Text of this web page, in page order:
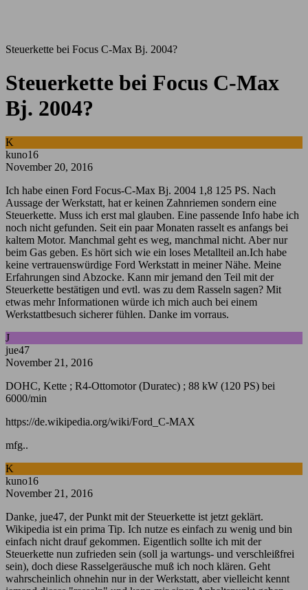
Steuerkette bei Focus C-Max Bj. 2004?
Steuerkette bei Focus C-Max
Bj. 2004?
K
kuno16
November 20, 2016
Ich habe einen Ford Focus-C-Max Bj. 2004 1,8 125 PS. Nach
Aussage der Werkstatt, hat er keinen Zahnriemen sondern eine
Steuerkette. Muss ich erst mal glauben. Eine passende Info habe ich
noch nicht gefunden. Seit ein paar Monaten rasselt es anfangs bei
kaltem Motor. Manchmal geht es weg, manchmal nicht. Aber nur
beim Gas geben. Es hört sich wie ein loses Metallteil an.Ich habe
keine vertrauenswürdige Ford Werkstatt in meiner Nähe. Meine
Erfahrungen sind Abzocke. Kann mir jemand den Teil mit der
Steuerkette bestätigen und evtl. was zu dem Rasseln sagen? Mit
etwas mehr Informationen würde ich mich auch bei einem
Werkstattbesuch sicherer fühlen. Danke im vorraus.
J
jue47
November 21, 2016
DOHC, Kette ; R4-Ottomotor (Duratec) ; 88 kW (120 PS) bei
6000/min
https://de.wikipedia.org/wiki/Ford_C-MAX
mfg..
K
kuno16
November 21, 2016
Danke, jue47, der Punkt mit der Steuerkette ist jetzt geklärt.
Wikipedia ist ein prima Tip. Ich nutze es einfach zu wenig und bin
einfach nicht drauf gekommen. Eigentlich sollte ich mit der
Steuerkette nun zufrieden sein (soll ja wartungs- und verschleißfrei
sein), doch diese Rasselgeräusche muß ich noch klären. Geht
wahrscheinlich ohnehin nur in der Werkstatt, aber vielleicht kennt